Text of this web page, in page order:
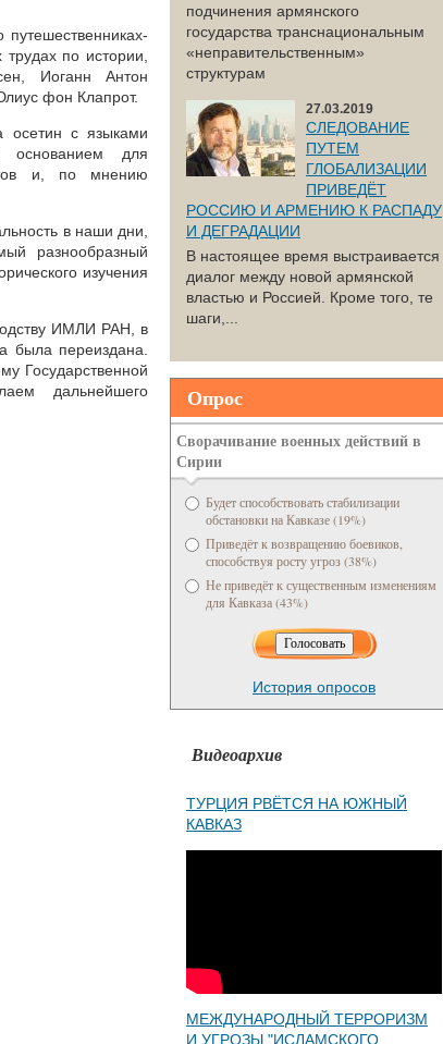
по истории,
Иоганн Антон
фон Клапрот.
осетин с языками
основанием для
и, по мнению
в наши дни,
разнообразный
изучения
ИМЛИ РАН, в
была переиздана.
Государственной
дальнейшего
подчинения армянского
государства транснациональным
«неправительственным»
структурам
27.03.2019
СЛЕДОВАНИЕ
ПУТЕМ
ГЛОБАЛИЗАЦИИ
ПРИВЕДЁТ
РОССИЮ И АРМЕНИЮ К РАСПАДУ
И ДЕГРАДАЦИИ
В настоящее время выстраивается
диалог между новой армянской
властью и Россией. Кроме того, те
шаги,...
Опрос
Сворачивание военных действий в
Сирии
Будет способствовать стабилизации
обстановки на Кавказе (19%)
Приведёт к возвращению боевиков,
способствуя росту угроз (38%)
Не приведёт к существенным изменениям
для Кавказа (43%)
История опросов
Видеоархив
ТУРЦИЯ РВЁТСЯ НА ЮЖНЫЙ
КАВКАЗ
МЕЖДУНАРОДНЫЙ ТЕРРОРИЗМ
И УГРОЗЫ "ИСЛАМСКОГО